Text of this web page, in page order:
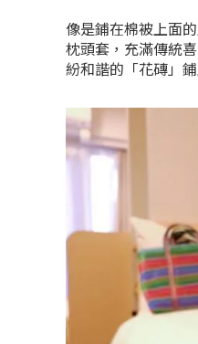
像是鋪在棉被上面
枕頭套，充滿傳統
紛和諧的「花磚」